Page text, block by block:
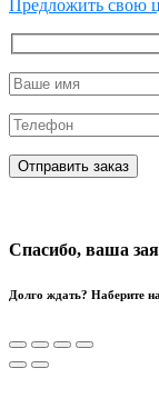
Предложить свою
Спасибо, ваша
Долго ждать? Наберите